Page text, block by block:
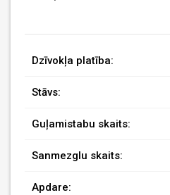
Dzīvokļa platība:
Stāvs:
Guļamistabu skaits:
Sanmezglu skaits:
Apdare: